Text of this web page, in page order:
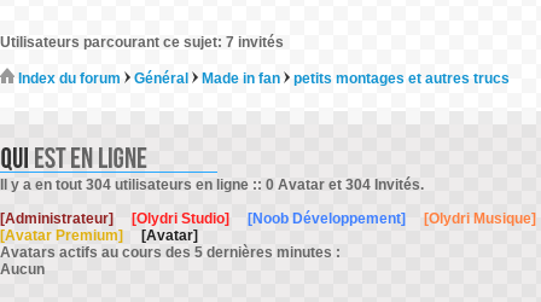
Utilisateurs parcourant ce sujet: 7 invités
Index du forum Général Made in fan petits montages et autres trucs
Il y a en tout 304 utilisateurs en ligne :: 0 Avatar et 304 Invités.
[Administrateur]
[Olydri Studio] [Noob Développement]
[Olydri Musique]
[Avatar Premium]
[Avatar]
Avatars actifs au cours des 5 dernières minutes :
Aucun